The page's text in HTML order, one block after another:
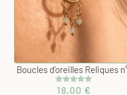
Boucles d’oreilles Reliques
Noté5.00
118,00 €